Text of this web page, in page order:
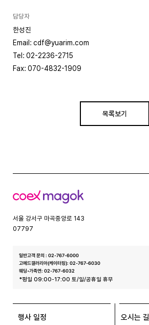
담당자
한성진
Email: cdf@yuarim.com
Tel: 02-2236-2715
Fax: 070-4832-1909
목록보기
코
스
서울 강서구 마곡중앙로 143
07797
일반고객 문의 : 02-767-6000
고메드갤러리아(케이터링): 02-767-6030
웨딩•가족연: 02-767-6032
*평일 09:00-17:00 토/일/공휴일 휴무
행사 일정 오시는 길